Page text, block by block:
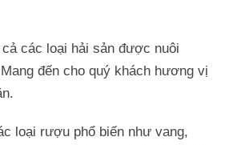
các loại hải sản được nuôi
đến cho quý khách hương vị
loại rượu phổ biến như vang,